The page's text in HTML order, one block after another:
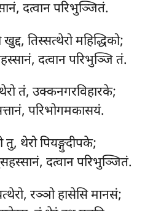
दत्वान परिभुञ्जितं.
तिस्सत्थेरो महिद्धिको;
दत्वान परिभुञ्जि तं.
तं, उक्कनगरविहारके;
परिभोगमकासयं.
तु, थेरो पियङ्गुदीपके;
दत्वान परिभुञ्जितं.
रञ्ञो हासेसि मानसं;